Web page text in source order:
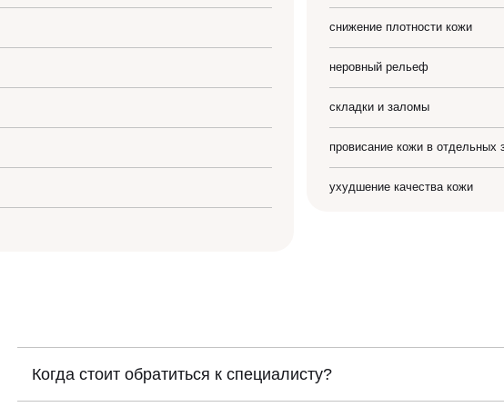
снижение плотности кожи
неровный рельеф
складки и заломы
провисание кожи в отдельных
ухудшение качества кожи
Когда стоит обратиться к специалисту?